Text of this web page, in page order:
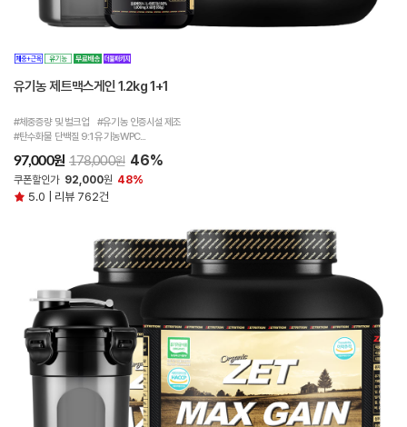
유기농 제트맥스게인 1.2kg 1+1
#체중증량 및 벌크업 #유기농 인증시설 제조
#탄수화물 단백질 9:1 유기농WPC...
97,000원 178,000원 46%
쿠폰할인가 92,000원 48%
5.0 | 리뷰 762건